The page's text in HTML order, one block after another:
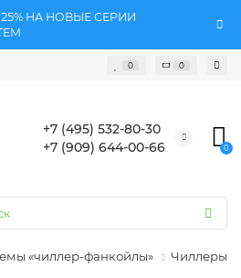
НА НОВЫЕ СЕРИИ
0 0
+7 (495) 532-80-30
+7 (909) 644-00-66
0
«чиллер-фанкойлы» Чиллеры